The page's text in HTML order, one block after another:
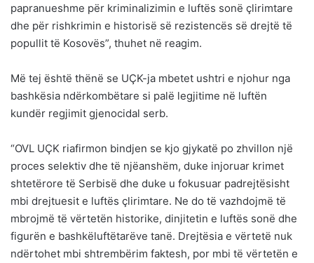
papranueshme për kriminalizimin e luftës sonë çlirimtare
dhe për rishkrimin e historisë së rezistencës së drejtë të
popullit të Kosovës”, thuhet në reagim.
Më tej është thënë se UÇK-ja mbetet ushtri e njohur nga
bashkësia ndërkombëtare si palë legjitime në luftën
kundër regjimit gjenocidal serb.
“OVL UÇK riafirmon bindjen se kjo gjykatë po zhvillon një
proces selektiv dhe të njëanshëm, duke injoruar krimet
shtetërore të Serbisë dhe duke u fokusuar padrejtësisht
mbi drejtuesit e luftës çlirimtare. Ne do të vazhdojmë të
mbrojmë të vërtetën historike, dinjitetin e luftës sonë dhe
figurën e bashkëluftëtarëve tanë. Drejtësia e vërtetë nuk
ndërtohet mbi shtrembërim faktesh, por mbi të vërtetën e